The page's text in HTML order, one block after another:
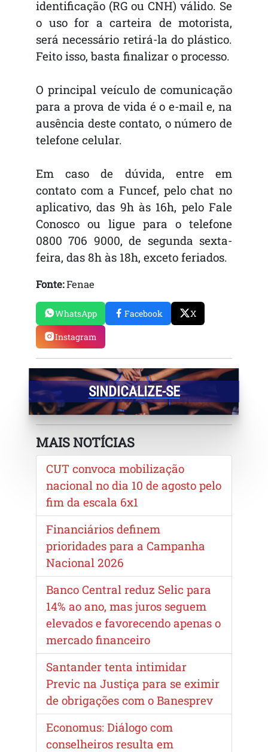
identificação (RG ou CNH) válido. Se
o uso for a carteira de motorista,
será necessário retirá-la do plástico.
Feito isso, basta finalizar o processo.
O principal veículo de comunicação
para a prova de vida é o e-mail e, na
ausência deste contato, o número de
telefone celular.
Em caso de dúvida, entre em
contato com a Funcef, pelo chat no
aplicativo, das 9h às 16h, pelo Fale
Conosco ou ligue para o telefone
0800 706 9000, de segunda sexta-
feira, das 8h às 18h, exceto feriados.
Fonte:Fenae
WhatsApp Facebook X
Instagram
SINDICALIZE-SE
MAIS NOTÍCIAS
CUT convoca mobilização
nacional no dia 10 de agosto pelo
fim da escala 6x1
Financiários definem
prioridades para a Campanha
Nacional 2026
Banco Central reduz Selic para
14% ao ano, mas juros seguem
elevados e favorecendo apenas o
mercado financeiro
Santander tenta intimidar
Previc na Justiça para se eximir
de obrigações com o Banesprev
Economus: Diálogo com
conselheiros resulta em